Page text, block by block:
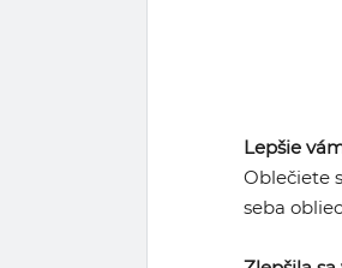
Lepšie
Oblečiete
seba